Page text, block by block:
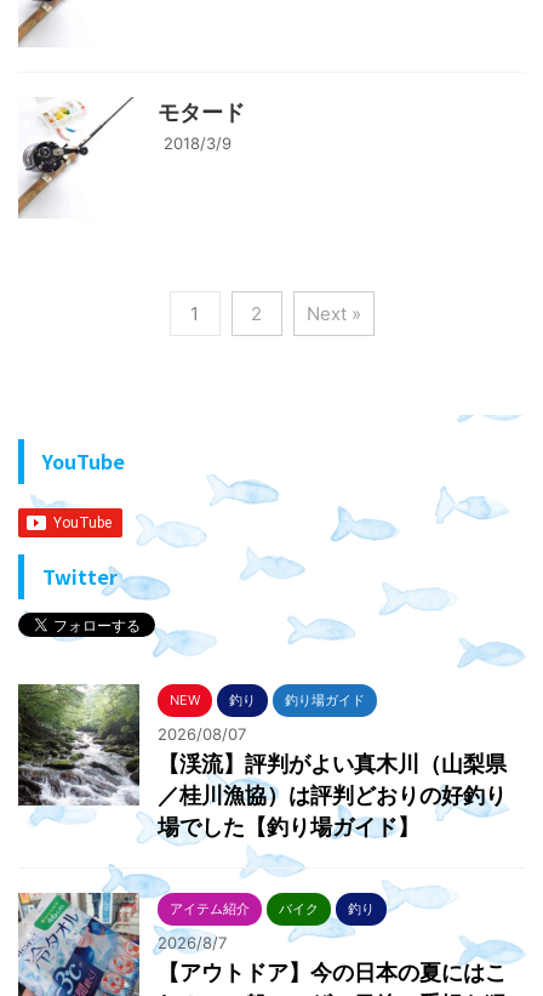
モタード
2018/3/9
1 2 Next »
YouTube
Twitter
NEW 釣り 釣り場ガイド
2026/08/07
【渓流】評判がよい真木川（山梨県
／桂川漁協）は評判どおりの好釣り
場でした【釣り場ガイド】
アイテム紹介 バイク 釣り
2026/8/7
【アウトドア】今の日本の夏にはこ